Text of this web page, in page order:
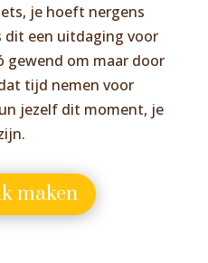
je hoeft nergens
dit een uitdaging voor
gewend om maar door
tijd nemen voor
jezelf dit moment, je
maken